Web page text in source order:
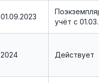
01.09.2023
учёт с
2024 Действует